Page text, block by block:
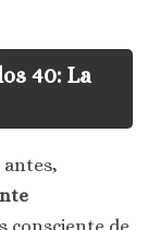
40: La
antes,
consciente de